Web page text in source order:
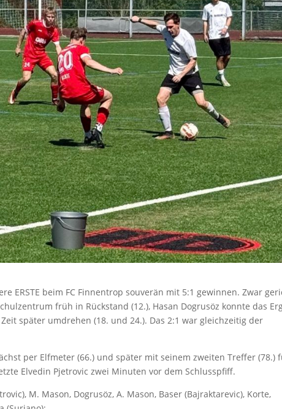
ERSTE beim FC Finnentrop souverän mit 5:1 gewinnen. Zwar
früh in Rückstand (12.), Hasan Dogrusöz konnte das
später umdrehen (18. und 24.). Das 2:1 war gleichzeitig der
per Elfmeter (66.) und später mit seinem zweiten Treffer (78.)
Elvedin Pjetrovic zwei Minuten vor dem Schlusspfiff.
M. Mason, Dogrusöz, A. Mason, Baser (Bajraktarevic), Korte,